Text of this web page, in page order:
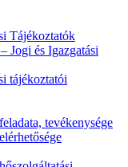
Tájékoztatók
Jogi és Igazgatási
tájékoztatói
tevékenysége